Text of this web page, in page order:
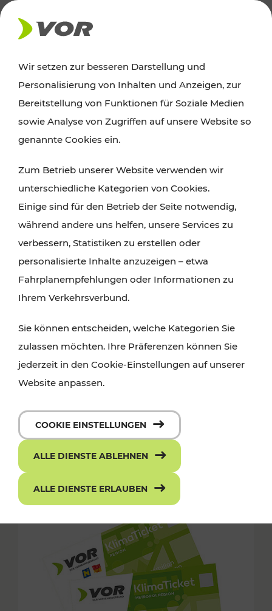
AKTUELLES
News
Alle wichtigen Meldungen zu Fahrplanänderungen,
finden Sie hier im Überblick.
Wir setzen zur besseren Darstellung und
Personalisierung von Inhalten und Anzeigen, zur
Bereitstellung von Funktionen für Soziale Medien
sowie Analyse von Zugriffen auf unsere Website so
genannte Cookies ein.
Zum Betrieb unserer Website verwenden wir
unterschiedliche Kategorien von Cookies.
Einige sind für den Betrieb der Seite notwendig,
während andere uns helfen, unsere Services zu
verbessern, Statistiken zu erstellen oder
personalisierte Inhalte anzuzeigen – etwa
Fahrplanempfehlungen oder Informationen zu
Ihrem Verkehrsverbund.
Sie können entscheiden, welche Kategorien Sie
zulassen möchten. Ihre Präferenzen können Sie
jederzeit in den Cookie-Einstellungen auf unserer
Website anpassen.
COOKIE EINSTELLUNGEN
ALLE DIENSTE ABLEHNEN
ALLE DIENSTE ERLAUBEN